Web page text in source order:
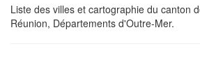
Liste des villes et cartographie du canton
Réunion, Départements d'Outre-Mer.